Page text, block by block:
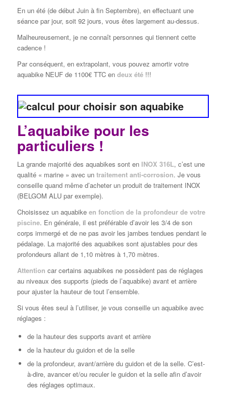
En un été (de début Juin à fin Septembre), en effectuant une
séance par jour, soit 92 jours, vous êtes largement au-dessus.
Malheureusement, je ne connaît personnes qui tiennent cette
cadence !
Par conséquent, en extrapolant, vous pouvez amortir votre
aquabike NEUF de 1100€ TTC endeux été!!!
L’aquabike pour les
particuliers !
La grande majorité des aquabikes sont enINOX 316L, c’est une
qualité « marine » avec untraitement anti-corrosion. Je vous
conseille quand même d’acheter un produit de traitement INOX
(BELGOM ALU par exemple).
Choisissez un aquabike en fonction de la profondeur de votre
piscine. En générale, il est préférable d’avoir les 3/4 de son
corps immergé et de ne pas avoir les jambes tendues pendant le
pédalage. La majorité des aquabikes sont ajustables pour des
profondeurs allant de 1,10 mètres à 1,70 mètres.
Attention car certains aquabikes ne possèdent pas de réglages
au niveaux des supports (pieds de l’aquabike) avant et arrière
pour ajuster la hauteur de tout l’ensemble.
Si vous êtes seul à l’utiliser, je vous conseille un aquabike avec
réglages :
de la hauteur des supports avant et arrière
de la hauteur du guidon et de la selle
de la profondeur, avant/arrière du guidon et de la selle. C’est-
à-dire, avancer et/ou reculer le guidon et la selle afin d’avoir
des réglages optimaux.